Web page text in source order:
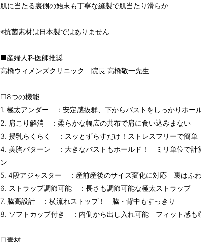
肌に当たる裏側の始末も丁寧な縫製で肌当たり滑らか
※抗菌素材は日本製ではありません
■産婦人科医師推奨
高橋ウィメンズクリニック 院長 高橋敬一先生
□8つの機能
1. 極太アンダー ：安定感抜群、下からバストをしっかりホー
2. 肩こり解消 ：柔らかな幅広の共布で肩に食い込みまない
3. 授乳らくらく ：スッとずらすだけ！ストレスフリーで簡単
4. 美胸パターン ：大きなバストもホールド！ ミリ単位で計
ン
5. 4段アジャスター ：産前産後のサイズ変化に対応 裏はふ
6. ストラップ調節可能 ：長さも調節可能な極太ストラップ
7. 脇高設計 ：横流れストップ！ 脇・背中もすっきり
8. ソフトカップ付き ：内側から出し入れ可能 フィット感
□素材